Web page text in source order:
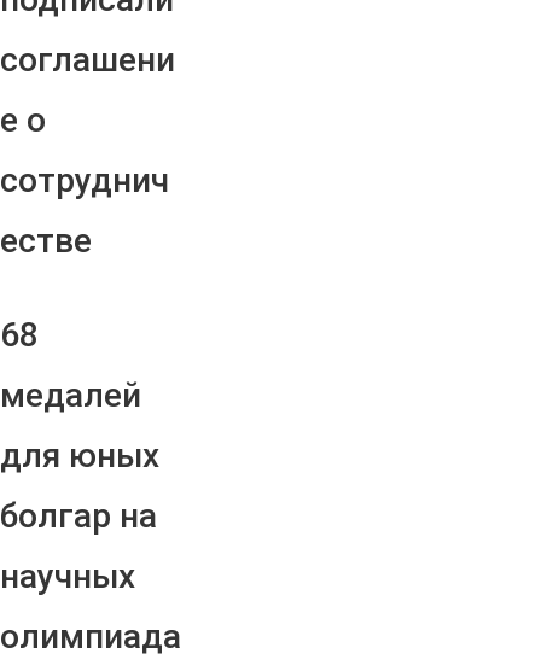
соглашени
е о
сотруднич
естве
68
медалей
для юных
болгар на
научных
олимпиада